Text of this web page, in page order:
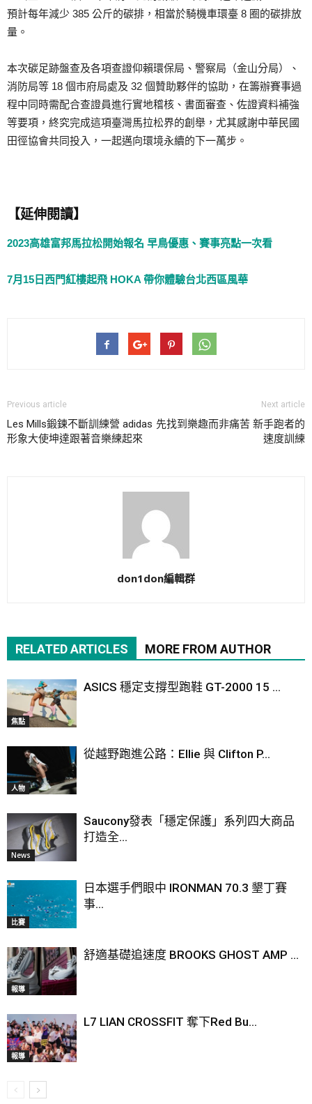
預計每年減少 385 公斤的碳排，相當於騎機車環臺 8 圈的碳排放
量。
本次碳足跡盤查及各項查證仰賴環保局、警察局（金山分局）、
消防局等 18 個市府局處及 32 個贊助夥伴的協助，在籌辦賽事過
程中同時需配合查證員進行實地稽核、書面審查、佐證資料補強
等要項，終究完成這項臺灣馬拉松界的創舉，尤其感謝中華民國
田徑協會共同投入，一起邁向環境永續的下一萬步。
【延伸閱讀】
2023高雄富邦馬拉松開始報名 早鳥優惠、賽事亮點一次看
7月15日西門紅樓起飛 HOKA 帶你體驗台北西區風華
Previous article
Les Mills鍛鍊不斷訓練營 adidas
形象大使坤達跟著音樂練起來
Next article
先找到樂趣而非痛苦 新手跑者的
速度訓練
don1don編輯群
RELATED ARTICLES MORE FROM AUTHOR
焦點
ASICS 穩定支撐型跑鞋 GT-2000 15 ...
人物
從越野跑進公路：Ellie 與 Clifton P...
News
Saucony發表「穩定保護」系列四大商品
打造全...
比賽
日本選手們眼中 IRONMAN 70.3 墾丁賽
事...
報導
舒適基礎追速度 BROOKS GHOST AMP ...
報導
L7 LIAN CROSSFIT 奪下Red Bu...